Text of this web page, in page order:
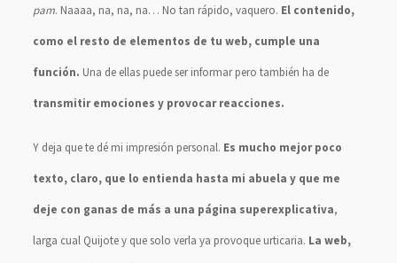
pam. Naaaa, na, na, na… No tan rápido, vaquero. El contenido,
como el resto de elementos de tu web, cumple una
función. Una de ellas puede ser informar pero también ha de
transmitir emociones y provocar reacciones.
Y deja que te dé mi impresión personal. Es mucho mejor poco
texto, claro, que lo entienda hasta mi abuela y que me
deje con ganas de más a una página superexplicativa,
larga cual Quijote y que solo verla ya provoque urticaria. La web,